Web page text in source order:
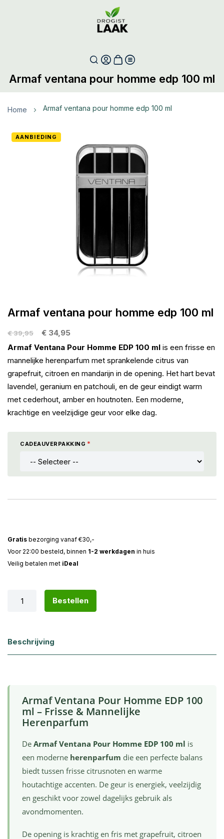
Armaf ventana pour homme edp 100 ml
Home armaf ventana pour homme edp 100 ml
AANBIEDING
Ga
het
begin
van
de
afbeeldingen-
gallerij
Armaf ventana pour homme edp 100 ml
€ 34,95
€ 39,95
Armaf Ventana Pour Homme EDP 100 ml is een frisse en
mannelijke herenparfum met sprankelende citrus van
grapefruit, citroen en mandarijn in de opening. Het hart bevat
lavendel, geranium en patchouli, en de geur eindigt warm
met cederhout, amber en houtnoten. Een moderne,
krachtige en veelzijdige geur voor elke dag.
CADEAUVERPAKKING
Gratis bezorging vanaf €30,-
Voor 22:00 besteld, binnen 1-2 werkdagen in huis
Veilig betalen met iDeal
Bestellen
Beschrijving
Armaf Ventana Pour Homme EDP 100
ml – Frisse & Mannelijke
Herenparfum
De Armaf Ventana Pour Homme EDP 100 ml is
een moderne herenparfum die een perfecte balans
biedt tussen frisse citrusnoten en warme
houtachtige accenten. De geur is energiek, veelzijdig
en geschikt voor zowel dagelijks gebruik als
avondmomenten.
De opening is krachtig en fris met grapefruit, citroen